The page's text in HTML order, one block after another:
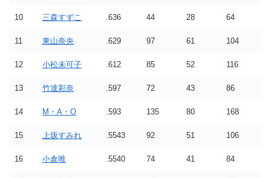
10 三森すずこ .636 44 28 64
11 東山奈央 .629 97 61 104
12 小松未可子 .612 85 52 116
13 竹達彩奈 .597 72 43 86
14 M・A・O .593 135 80 168
15 上坂すみれ .5543 92 51 106
16 小倉唯 .5540 74 41 84